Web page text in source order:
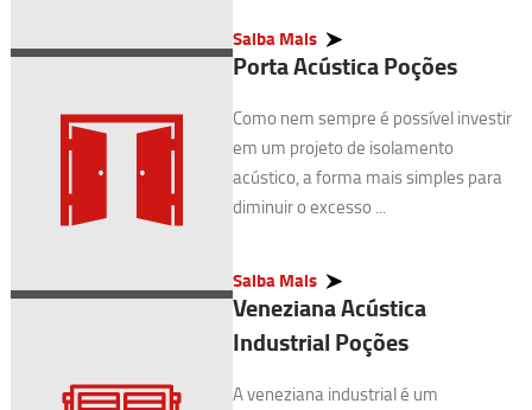
Saiba Mais
Porta Acústica Poções
Como nem sempre é possível investir
em um projeto de isolamento
acústico, a forma mais simples para
diminuir o excesso ...
Saiba Mais
Veneziana Acústica
Industrial Poções
A veneziana industrial é um